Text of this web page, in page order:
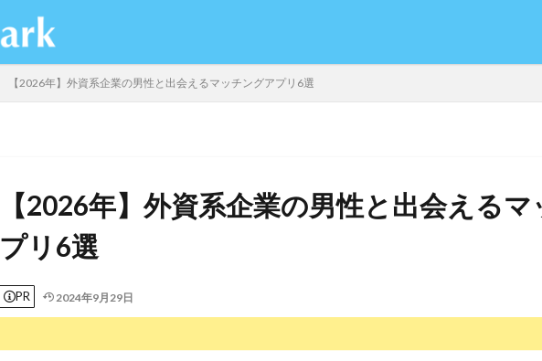
【2026年】外資系企業の男性と出会えるマッチングアプリ6選
【2026年】外資系企業の男性と出会える
プリ6選
PR 2024年9月29日